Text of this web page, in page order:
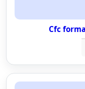
Cfc